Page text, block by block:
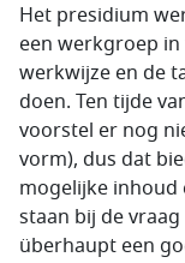
Het presidium
een werkgroep
werkwijze en de
doen. Ten tijde
voorstel er nog
vorm), dus dat
mogelijke inhoud
staan bij de
überhaupt een